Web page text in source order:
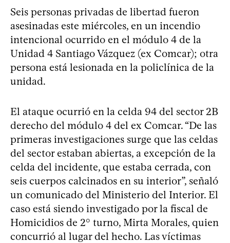
Seis personas privadas de libertad fueron
asesinadas este miércoles, en un incendio
intencional ocurrido en el módulo 4 de la
Unidad 4 Santiago Vázquez (ex Comcar); otra
persona está lesionada en la policlínica de la
unidad.
El ataque ocurrió en la celda 94 del sector 2B
derecho del módulo 4 del ex Comcar. “De las
primeras investigaciones surge que las celdas
del sector estaban abiertas, a excepción de la
celda del incidente, que estaba cerrada, con
seis cuerpos calcinados en su interior”, señaló
un comunicado del Ministerio del Interior. El
caso está siendo investigado por la fiscal de
Homicidios de 2° turno, Mirta Morales, quien
concurrió al lugar del hecho. Las víctimas